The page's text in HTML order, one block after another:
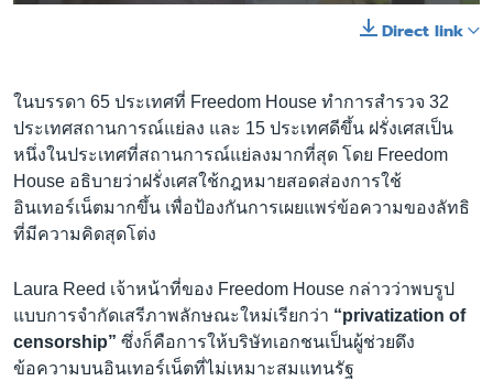
Direct link
ในบรรดา 65 ประเทศที่ Freedom House ทำการสำรวจ 32
ประเทศสถานการณ์แย่ลง และ 15 ประเทศดีขึ้น ฝรั่งเศสเป็น
หนึ่งในประเทศที่สถานการณ์แย่ลงมากที่สุด โดย Freedom
House อธิบายว่าฝรั่งเศสใช้กฎหมายสอดส่องการใช้
อินเทอร์เน็ตมากขึ้น เพื่อป้องกันการเผยแพร่ข้อความของลัทธิ
ที่มีความคิดสุดโต่ง
Laura Reed เจ้าหน้าที่ของ Freedom House กล่าวว่าพบรูป
แบบการจำกัดเสรีภาพลักษณะใหม่เรียกว่า “privatization of
censorship” ซึ่งก็คือการให้บริษัทเอกชนเป็นผู้ช่วยดึง
ข้อความบนอินเทอร์เน็ตที่ไม่เหมาะสมแทนรัฐ